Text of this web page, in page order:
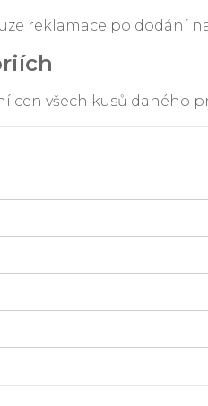
reklamace po dodání
cen všech kusů daného